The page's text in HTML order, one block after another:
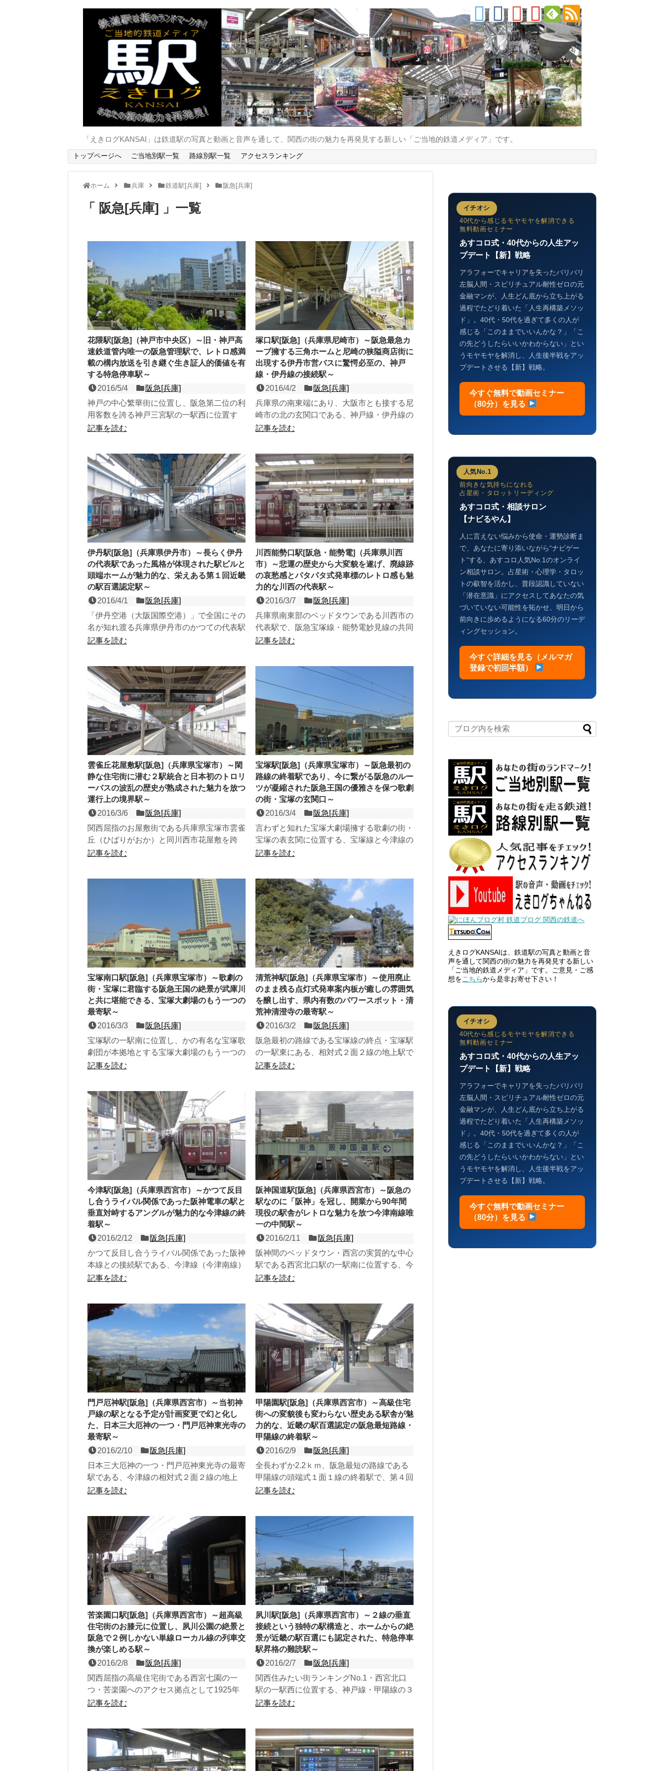
「えきログKANSAI」は鉄道駅の写真と動画と音声を通して、関西の街の魅力を再発見する新しい「ご当地的鉄道メディア」です。
トップページへ ご当地別駅一覧 路線別駅一覧 アクセスランキング
ホーム 兵庫 鉄道駅[兵庫] 阪急[兵庫]
阪急[兵庫] 一覧
花隈駅[阪急]（神戸市中央区）～旧・神戸高
速鉄道管内唯一の阪急管理駅で、レトロ感満
載の構内放送を引き継ぐ生き証人的価値を有
する特急停車駅～
2016/5/4
阪急[兵庫]
神戸の中心繁華街に位置し、阪急第二位の利
用客数を誇る神戸三宮駅の一駅西に位置す
る、神戸高速線の相対式２面２線の地下駅。
記事を読む
塚口駅[阪急]（兵庫県尼崎市）～阪急最急カ
ーブ擁する三角ホームと尼崎の狭隘商店街に
出現する伊丹市営バスに驚愕必至の、神戸
線・伊丹線の接続駅～
2016/4/2
阪急[兵庫]
兵庫県の南東端にあり、大阪市とも接する尼
崎市の北の玄関口である、神戸線・伊丹線の
２面３線の地上駅。近江鉄道高宮駅と逆アン
記事を読む
伊丹駅[阪急]（兵庫県伊丹市）～長らく伊丹
の代表駅であった風格が体現された駅ビルと
頭端ホームが魅力的な、栄えある第１回近畿
の駅百選認定駅～
2016/4/1
阪急[兵庫]
「伊丹空港（大阪国際空港）」で全国にその
名が知れ渡る兵庫県伊丹市のかつての代表駅
であり、伊丹線の終着駅でもある、頭端式１
記事を読む
川西能勢口駅[阪急・能勢電]（兵庫県川西
市）～悲運の歴史から大変貌を遂げ、廃線跡
の哀愁感とパタパタ式発車標のレトロ感も魅
力的な川西の代表駅～
2016/3/7
阪急[兵庫]
兵庫県南東部のベッドタウンである川西市の
代表駅で、阪急宝塚線・能勢電妙見線の共同
使用駅である３面５線の高架駅。国鉄池田駅
記事を読む
雲雀丘花屋敷駅[阪急]（兵庫県宝塚市）～閑
静な住宅街に潜む２駅統合と日本初のトロリ
ーバスの波乱の歴史が熟成された魅力を放つ
運行上の境界駅～
2016/3/6
阪急[兵庫]
関西屈指のお屋敷街である兵庫県宝塚市雲雀
丘（ひばりがおか）と同川西市花屋敷を跨
ぐ、宝塚線の２面４線の地上駅で、日中全て
記事を読む
宝塚駅[阪急]（兵庫県宝塚市）～阪急最初の
路線の終着駅であり、今に繋がる阪急のルー
ツが凝縮された阪急王国の優雅さを保つ歌劇
の街・宝塚の玄関口～
2016/3/4
阪急[兵庫]
言わずと知れた宝塚大劇場擁する歌劇の街・
宝塚の表玄関に位置する、宝塚線と今津線の
頭端式２面４線の高架駅。道向かいの対峙す
記事を読む
宝塚南口駅[阪急]（兵庫県宝塚市）～歌劇の
街・宝塚に君臨する阪急王国の絶景が武庫川
と共に堪能できる、宝塚大劇場のもう一つの
最寄駅～
2016/3/3
阪急[兵庫]
宝塚駅の一駅南に位置し、かの有名な宝塚歌
劇団が本拠地とする宝塚大劇場のもう一つの
最寄駅である、今津線の相対式２面２線の高
記事を読む
清荒神駅[阪急]（兵庫県宝塚市）～使用廃止
のまま残る点灯式発車案内板が癒しの雰囲気
を醸し出す、県内有数のパワースポット・清
荒神清澄寺の最寄駅～
2016/3/2
阪急[兵庫]
阪急最初の路線である宝塚線の終点・宝塚駅
の一駅東にある、相対式２面２線の地上駅で
急行停車駅。駅前は「荒神さん」で親しまれ
記事を読む
今津駅[阪急]（兵庫県西宮市）～かつて反目
し合うライバル関係であった阪神電車の駅と
垂直対峙するアングルが魅力的な今津線の終
着駅～
2016/2/12
阪急[兵庫]
かつて反目し合うライバル関係であった阪神
本線との接続駅である、今津線（今津南線）
の島式１面２線の高架駅で同線の終着駅。当
記事を読む
阪神国道駅[阪急]（兵庫県西宮市）～阪急の
駅なのに「阪神」を冠し、開業から90年間
現役の駅舎がレトロな魅力を放つ今津南線唯
一の中間駅～
2016/2/11
阪急[兵庫]
阪神間のベッドタウン・西宮の実質的な中心
駅である西宮北口駅の一駅南に位置する、今
津線（今津南線）の相対式２面２線の高架
記事を読む
門戸厄神駅[阪急]（兵庫県西宮市）～当初神
戸線の駅となる予定が計画変更で幻と化し
た、日本三大厄神の一つ・門戸厄神東光寺の
最寄駅～
2016/2/10
阪急[兵庫]
日本三大厄神の一つ・門戸厄神東光寺の最寄
駅である、今津線の相対式２面２線の地上
駅。最初期の計画における神戸線は当駅を通
記事を読む
甲陽園駅[阪急]（兵庫県西宮市）～高級住宅
街への変貌後も変わらない歴史ある駅舎が魅
力的な、近畿の駅百選認定の阪急最短路線・
甲陽線の終着駅～
2016/2/9
阪急[兵庫]
全長わずか2.2ｋｍ、阪急最短の路線である
甲陽線の頭端式１面１線の終着駅で、第４回
近畿の駅百選認定駅。1925年（大正13年）
記事を読む
苦楽園口駅[阪急]（兵庫県西宮市）～超高級
住宅街のお膝元に位置し、夙川公園の絶景と
阪急で２例しかない単線ローカル線の列車交
換が楽しめる駅～
2016/2/8
阪急[兵庫]
関西屈指の高級住宅街である西宮七園の一
つ・苦楽園へのアクセス拠点として1925年
（大正14年）に開業した、甲陽線の相対式
記事を読む
夙川駅[阪急]（兵庫県西宮市）～２線の垂直
接続という独特の駅構造と、ホームからの絶
景が近畿の駅百選にも認定された、特急停車
駅昇格の難読駅～
2016/2/7
阪急[兵庫]
関西住みたい街ランキングNo.1・西宮北口
駅の一駅西に位置する、神戸線・甲陽線の３
面３線の地上駅で、沿線人以外はまず読めな
記事を読む
イチオシ
40代から感じるモヤモヤを解消できる
無料動画セミナー
あすコロ式・40代からの人生アッ
プデート【新】戦略
アラフォーでキャリアを失ったバリバリ
左脳人間・スピリチュアル耐性ゼロの元
金融マンが、人生どん底から立ち上がる
過程でたどり着いた「人生再構築メソッ
ド」。40代・50代を過ぎて多くの人が
感じる「このままでいいんかな？」「こ
の先どうしたらいいかわからない」とい
うモヤモヤを解消し、人生後半戦をアッ
プデートさせる【新】戦略。
今すぐ無料で動画セミナー
（80分）を見る
人気No.1
前向きな気持ちになれる
占星術・タロットリーディング
あすコロ式・相談サロン
【ナビるやん】
人に言えない悩みから使命・運勢診断ま
で、あなたに寄り添いながら“ナビゲー
ト”する、あすコロ人気No.1のオンライ
ン相談サロン。占星術・心理学・タロッ
トの叡智を活かし、普段認識していない
「潜在意識」にアクセスしてあなたの気
づいていない可能性を拓かせ、明日から
前向きに歩めるようになる60分のリーデ
ィングセッション。
今すぐ詳細を見る（メルマガ
登録で初回半額）
えきログKANSAIは、鉄道駅の写真と動画と音
声を通して関西の街の魅力を再発見する新しい
「ご当地的鉄道メディア」です。ご意見・ご感
想をこちらから是非お寄せ下さい！
イチオシ
40代から感じるモヤモヤを解消できる
無料動画セミナー
あすコロ式・40代からの人生アッ
プデート【新】戦略
アラフォーでキャリアを失ったバリバリ
左脳人間・スピリチュアル耐性ゼロの元
金融マンが、人生どん底から立ち上がる
過程でたどり着いた「人生再構築メソッ
ド」。40代・50代を過ぎて多くの人が
感じる「このままでいいんかな？」「こ
の先どうしたらいいかわからない」とい
うモヤモヤを解消し、人生後半戦をアッ
プデートさせる【新】戦略。
今すぐ無料で動画セミナー
（80分）を見る